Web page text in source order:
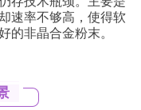
速率不够高，使得软
的非晶合金粉末。